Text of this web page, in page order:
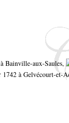
Bainville-aux-Saules,
1742 à Gelvécourt-et-